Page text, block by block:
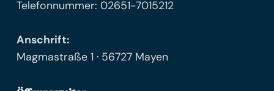
Telefonnummer: 02651-7015212
Anschrift:
Magmastraße 1 · 56727 Mayen